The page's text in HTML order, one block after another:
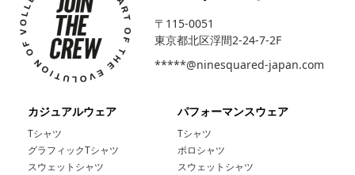
〒115-0051
東京都北区浮間2-24-7-2F
*****@ninesquared-japan.com
カジュアルウェア
Tシャツ
グラフィックTシャツ
スウェットシャツ
パフォーマンスウェア
Tシャツ
ポロシャツ
スウェットシャツ